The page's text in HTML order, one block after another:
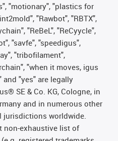
"motionary", "plastics for
"Rawbot", "RBTX",
"ReBeL", "ReCyycle",
"savfe", "speedigus",
"tribofilament",
"when it moves, igus
and "yes" are legally
SE & Co. KG, Cologne, in
and in numerous other
worldwide.
non-exhaustive list of